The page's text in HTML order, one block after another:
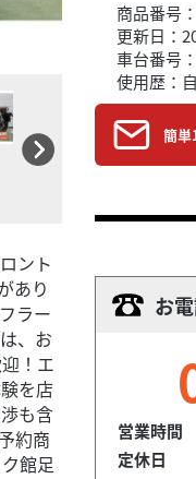
ント
あり
ラー
、お
！エ
を店
も含
約商
館足
商品番号
更新日：
車台番号
使用歴：
簡単
お
営業時間
定休日